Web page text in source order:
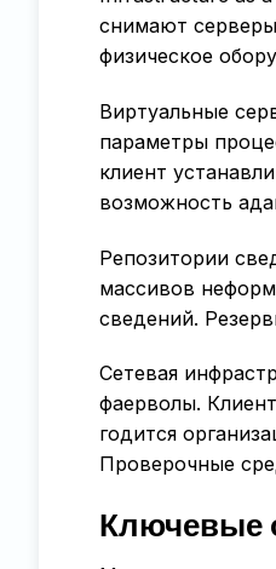
снимают
физическое
Виртуальные
параметры
клиент
возможность
Репозитории
массивов
сведений.
Сетевая
фаерволы.
годится
Проверочные
Ключевые